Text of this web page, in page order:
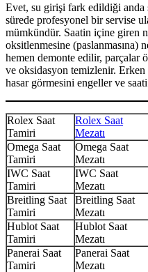
Evet, su girişi fark edildiği anda
sürede profesyonel bir servise
mümkündür. Saatin içine giren
oksitlenmesine (paslanmasına)
hemen demonte edilir, parçalar
ve oksidasyon temizlenir. Erken
hasar görmesini engeller ve
Rolex Saat
Tamiri
Rolex Saat
Mezatı
Omega Saat
Tamiri
Omega Saat
Mezatı
IWC Saat
Tamiri
IWC Saat
Mezatı
Breitling Saat
Tamiri
Breitling Saat
Mezatı
Hublot Saat
Tamiri
Hublot Saat
Mezatı
Panerai Saat
Tamiri
Panerai Saat
Mezatı